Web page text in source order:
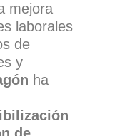
mejora
laborales
de
y
ha